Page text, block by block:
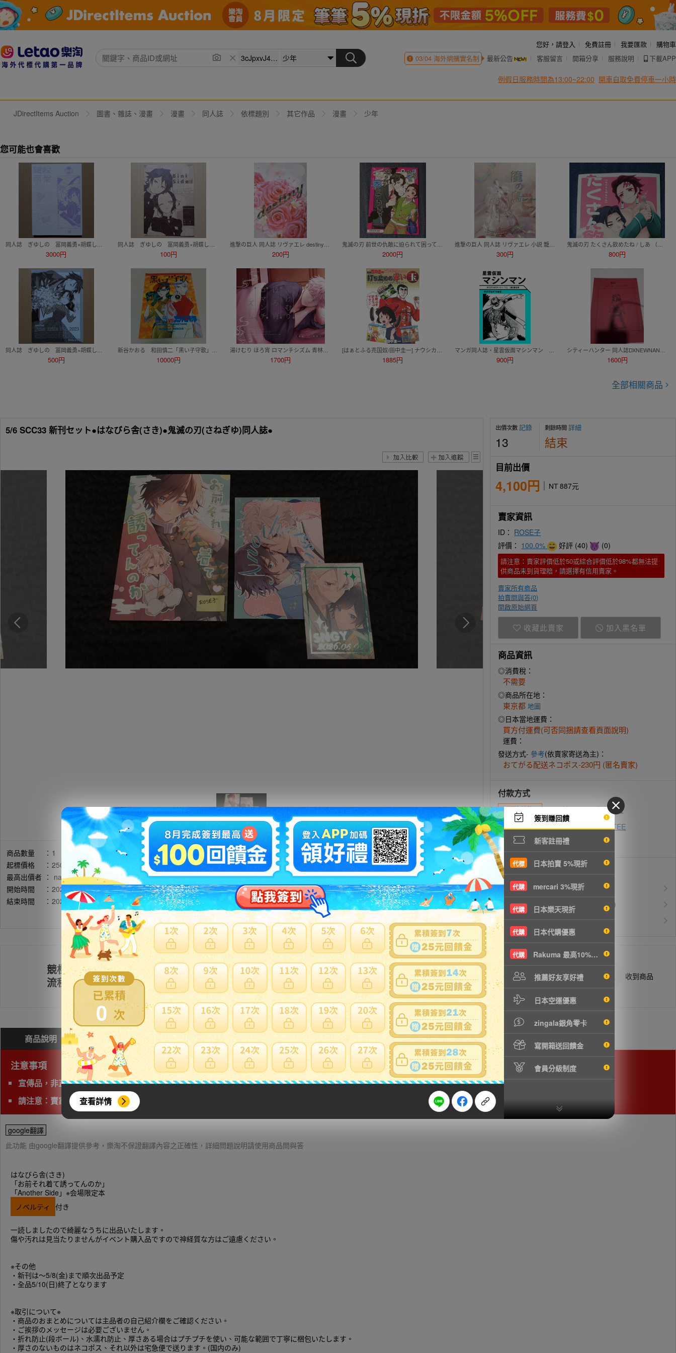
0
查看詳情
簽到賺回饋
新客註冊禮
代標 日本拍賣 5%現折
代購 mercari 3%現折
代購 日本樂天現折
代購 日本代購優惠
代購 Rakuma 最高10%現折
推薦好友享好禮
日本空運優惠
zingala銀角零卡
寫開箱送回饋金
會員分級制度
您好， 請登入 免費註冊 我要匯款
購物車
03/04海外網購實名制 最新公告 客服留言 開箱分享 服務說明 下載APP
例假日服務時間為13:00~22:00 開車自取免費停車一小時
JDirectItems Auction 圖書、雜誌、漫畫 漫畫 同人誌 依標題別 其它作品 漫畫 少年
您可能也會喜歡
3000円 100円 200円 2000円
進撃の巨人 同人誌 リヴァエレ 小説 籠の鳥 総集編 サバ サバ缶工房 リヴァイ エレン
300円 800円
500円 10000円 1700円 1885円 900円 1600円
全部相關商品
5/6 SCC33 新刊セット●はなびら舎(さき)●鬼滅の刃(さねぎゆ)同人誌●
商品數量 ： 1
起標價格
： 2500円
最高出價者 ： nan******** / 評價:541
開始時間
： 2026年05月06日 19時49分(台灣時間)
結束時間
： 2026年05月10日 20時54分(台灣時間)
拍賣編號 ： s1228985426
商品新舊
： 在描述中說明(說明)
自動延長
：有
認証限制
：否
提前結束
：有
可否退貨
：否
出價次數記錄
13
剩餘時間詳細
結束
目前出價
4,100円 NT 887元
賣家資訊
ID： ROSE子
評價： 100.0% 好評 (40) (0)
請注意：賣家評價低於50或綜合評價低於98%都無法提
供商品未到貨理賠，請選擇有信用賣家。
賣家所有商品
拍賣問與答(0)
開啟原始網頁
收藏此賣家 加入黑名單
商品資訊
◎消費稅：
不需要
◎商品所在地：
東京都 地圖
◎日本當地運費：
買方付運費(可否同捆請查看頁面說明)
運費：
發送方式- 參考(依賣家寄送為主)：
おてがる配送ネコポス-230円 (匿名賣家)
付款方式
即時付款 ATM轉帳 超商代碼繳費
先買後付 zingala銀角零卡 AFTEE
信用卡付款
優惠活動
免服務費 所有訂單服務費$0
空運優惠 運費$150/KG起(以克計價)
VIP會員
競標
流程
註冊會員 出價競標 得標填寫委託單 商品抵台通知出貨 收到商品
商品說明 問與答(0) 費用試算 問題商品反映流程
注意事項
宣傳品，非正規店正式販售商品。
請注意：賣家評價低於50或綜合評價低於98%都無法提供商品未到貨理賠，請選擇有信用賣家。
google翻譯
此功能 由google翻譯提供參考，樂淘不保證翻譯內容之正確性，詳細問題說明請使用商品問與答
はなびら舎(さき)
「お前それ着て誘ってんのか」
「Another Side」※会場限定本
ノベルティ
付き
一読しましたので綺麗なうちに出品いたします。
傷や汚れは見当たりませんがイベント購入品ですので神経質な方はご遠慮ください。
※その他
・新刊は～5/8(金)まで順次出品予定
・全品5/10(日)終了となります
※取引について※
・商品のおまとめについては主品者の自己紹介欄をご確認ください。
・ご挨拶のメッセージは必要ございません。
・折れ防止(段ボール)、水濡れ防止、厚さある場合はプチプチを使い、可能な範囲で丁寧に梱包いたします。
・厚さのないものはネコポス、それ以外は宅急便で送ります。(国内のみ)